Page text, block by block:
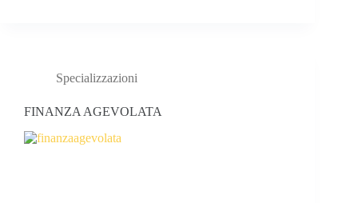
Specializzazioni
FINANZA AGEVOLATA